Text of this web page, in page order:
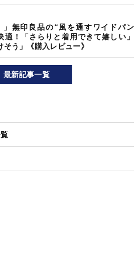
」無印良品の“風を通すワイドパン
！「さらりと着用できて嬉しい」
そう」《購入レビュー》
最新記事一覧